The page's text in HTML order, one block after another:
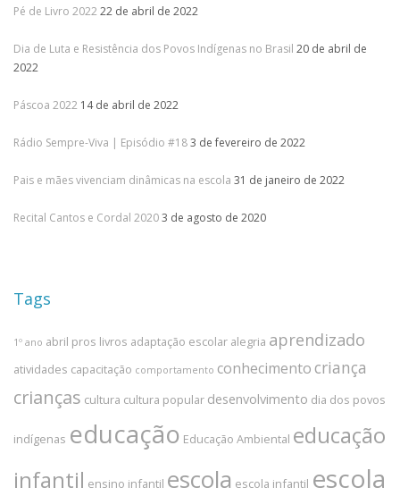
Pé de Livro 2022 22 de abril de 2022
Dia de Luta e Resistência dos Povos Indígenas no Brasil 20 de abril de
2022
Páscoa 2022 14 de abril de 2022
Rádio Sempre-Viva | Episódio #183 de fevereiro de 2022
Pais e mães vivenciam dinâmicas na escola 31 de janeiro de 2022
Recital Cantos e Cordal 20203 de agosto de 2020
Tags
1º ano abril pros livros adaptação escolar alegria aprendizado
atividades capacitação comportamento conhecimentocriança
crianças cultura cultura popular desenvolvimento dia dos povos
indígenas educação Educação Ambiental educação
infantil ensino infantil escola escola infantil escola